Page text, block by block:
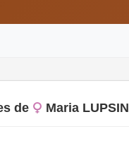
de Maria LUPSIN